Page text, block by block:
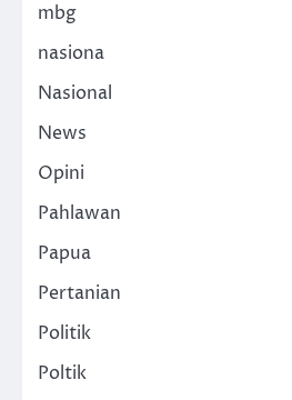
mbg
nasiona
Nasional
News
Opini
Pahlawan
Papua
Pertanian
Politik
Poltik